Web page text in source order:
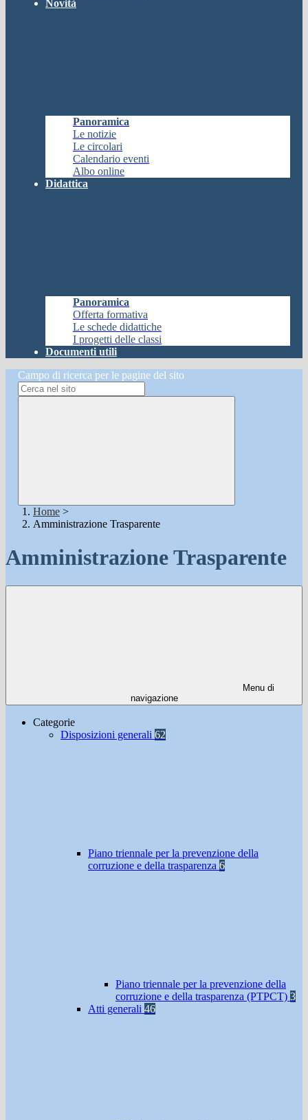
Novità
Panoramica
Le notizie
Le circolari
Calendario eventi
Albo online
Didattica
Panoramica
Offerta formativa
Le schede didattiche
I progetti delle classi
Documenti utili
Campo di ricerca per le pagine del sito
Home >
Amministrazione Trasparente
Amministrazione Trasparente
Menu di
navigazione
Categorie
Disposizioni generali 62
Piano triennale per la prevenzione della
corruzione e della trasparenza 6
Piano triennale per la prevenzione della
corruzione e della trasparenza (PTPCT) 3
Atti generali 46